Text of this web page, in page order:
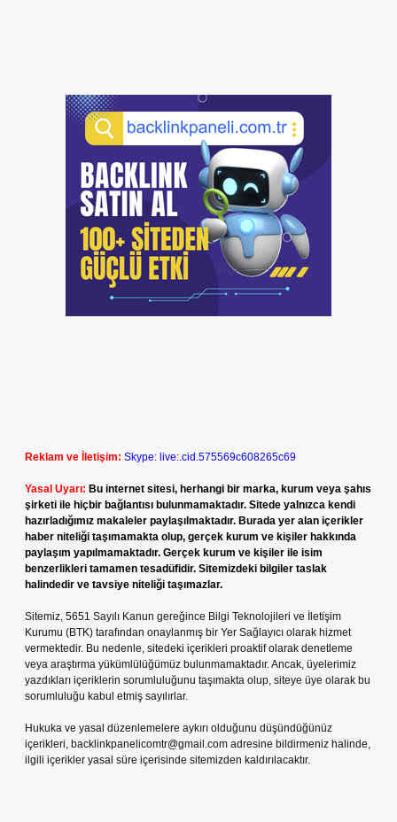
Reklam ve İletişim: Skype: live:.cid.575569c608265c69
Yasal Uyarı: Bu internet sitesi, herhangi bir marka, kurum veya şahıs
şirketi ile hiçbir bağlantısı bulunmamaktadır. Sitede yalnızca kendi
hazırladığımız makaleler paylaşılmaktadır. Burada yer alan içerikler
haber niteliği taşımamakta olup, gerçek kurum ve kişiler hakkında
paylaşım yapılmamaktadır. Gerçek kurum ve kişiler ile isim
benzerlikleri tamamen tesadüfidir. Sitemizdeki bilgiler taslak
halindedir ve tavsiye niteliği taşımazlar.
Sitemiz, 5651 Sayılı Kanun gereğince Bilgi Teknolojileri ve İletişim
Kurumu (BTK) tarafından onaylanmış bir Yer Sağlayıcı olarak hizmet
vermektedir. Bu nedenle, sitedeki içerikleri proaktif olarak denetleme
veya araştırma yükümlülüğümüz bulunmamaktadır. Ancak, üyelerimiz
yazdıkları içeriklerin sorumluluğunu taşımakta olup, siteye üye olarak bu
sorumluluğu kabul etmiş sayılırlar.
Hukuka ve yasal düzenlemelere aykırı olduğunu düşündüğünüz
içerikleri, backlinkpanelicomtr@gmail.com adresine bildirmeniz halinde,
ilgili içerikler yasal süre içerisinde sitemizden kaldırılacaktır.